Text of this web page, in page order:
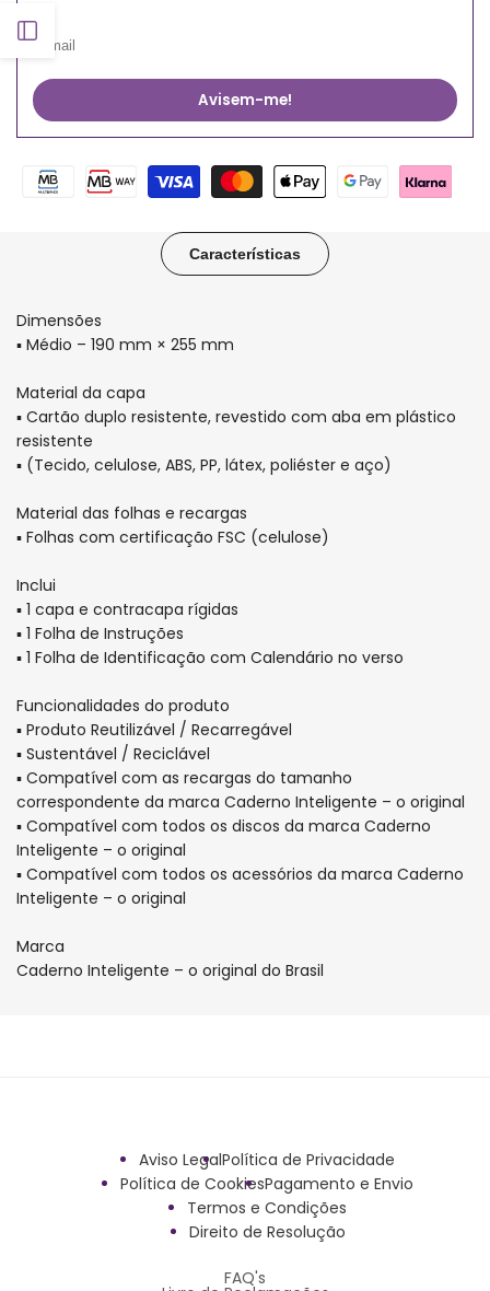
lateral
Avisem-me!
Características
Dimensões
▪ Médio – 190 mm × 255 mm
Material da capa
▪ Cartão duplo resistente, revestido com aba em plástico
resistente
▪ (Tecido, celulose, ABS, PP, látex, poliéster e aço)
Material das folhas e recargas
▪ Folhas com certificação FSC (celulose)
Inclui
▪ 1 capa e contracapa rígidas
▪ 1 Folha de Instruções
▪ 1 Folha de Identificação com Calendário no verso
Funcionalidades do produto
▪ Produto Reutilizável / Recarregável
▪ Sustentável / Reciclável
▪ Compatível com as recargas do tamanho
correspondente da marca Caderno Inteligente – o original
▪ Compatível com todos os discos da marca Caderno
Inteligente – o original
▪ Compatível com todos os acessórios da marca Caderno
Inteligente – o original
Marca
Caderno Inteligente – o original do Brasil
Aviso LegalPolítica de Privacidade
Política de CookiesPagamento e Envio
Termos e Condições
Direito de Resolução
FAQ's